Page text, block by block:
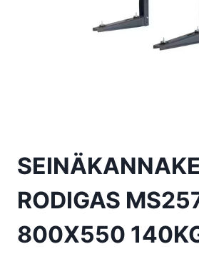
SEINÄKANNAKE
RODIGAS
800X550